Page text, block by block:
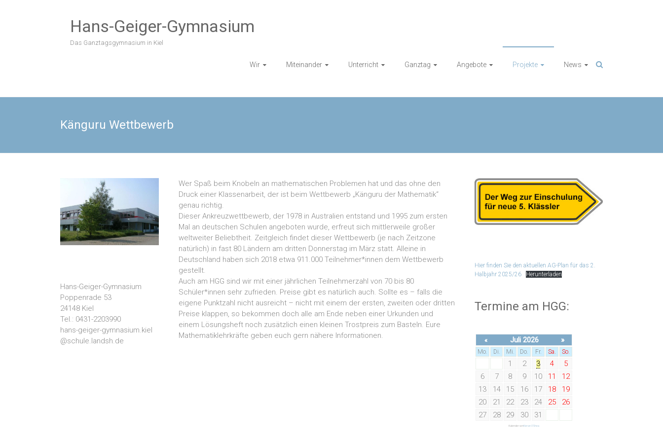
Hans-Geiger-Gymnasium
Das Ganztagsgymnasium in Kiel
Wir Miteinander Unterricht Ganztag Angebote Projekte News
Känguru Wettbewerb
Wer Spaß beim Knobeln an mathematischen Problemen hat und das ohne den
Druck einer Klassenarbeit, der ist beim Wettbewerb „Känguru der Mathematik“
genau richtig.
Dieser Ankreuzwettbewerb, der 1978 in Australien entstand und 1995 zum ersten
Mal an deutschen Schulen angeboten wurde, erfreut sich mittlerweile großer
weltweiter Beliebtheit. Zeitgleich findet dieser Wettbewerb (je nach Zeitzone
natürlich) in fast 80 Ländern am dritten Donnerstag im März statt. Alleine in
Deutschland haben sich 2018 etwa 911.000 Teilnehmer*innen dem Wettbewerb
gestellt.
Auch am HGG sind wir mit einer jährlichen Teilnehmerzahl von 70 bis 80
Schüler*innen sehr zufrieden. Preise gibt es natürlich auch. Sollte es – falls die
eigene Punktzahl nicht ausreicht – nicht mit einem der ersten, zweiten oder dritten
Preise klappen, so bekommen doch alle am Ende neben einer Urkunden und
einem Lösungsheft noch zusätzlich einen kleinen Trostpreis zum Basteln. Eure
Mathematiklehrkräfte geben euch gern nähere Informationen.
Hans-Geiger-Gymnasium
Poppenrade 53
24148 Kiel
Tel.: 0431-2203990
hans-geiger-gymnasium.kiel
@schule.landsh.de
Hier finden Sie den aktuellen AG-Plan für das 2.
Halbjahr 2025/26
Herunterladen
Termine am HGG:
« Juli 2026 »
Mo. Di. Mi. Do. Fr. Sa. So.
1 2 3 4
5
6
7 8 9 10 11
12
13
14 15 16 17 18
19
20
21 22 23 24 25
26
27
28 29 30 31
Kalender vonKieran O'Shea